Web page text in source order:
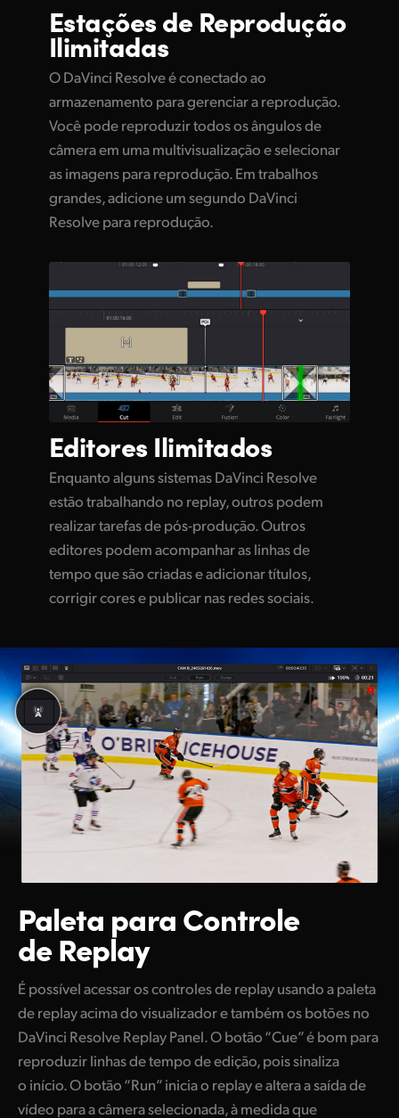
Estações de Reprodução
Ilimitadas
O DaVinci Resolve é conectado ao
armazenamento para gerenciar a reprodução.
Você pode reproduzir todos os ângulos de
câmera em uma multivisualização e selecionar
as imagens para reprodução. Em trabalhos
grandes, adicione um segundo DaVinci
Resolve para reprodução.
EditoresIlimitados
Enquanto alguns sistemas DaVinci Resolve
estão trabalhando no replay, outros podem
realizar tarefas de pós-produção. Outros
editores podem acompanhar as linhas de
tempo que são criadas e adicionar títulos,
corrigir cores e publicar nas redes sociais.
Paleta para Controle
de Replay
É possível acessar os controles de replay usando a paleta
de replay acima do visualizador e também os botões no
DaVinci Resolve Replay Panel. O botão “Cue” é bom para
reproduzir linhas de tempo de edição, pois sinaliza
o início. O botão “Run” inicia o replay e altera a saída de
vídeo para a câmera selecionada, à medida que